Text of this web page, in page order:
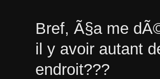
Bref, Ã§a me
il y avoir autant
endroit???